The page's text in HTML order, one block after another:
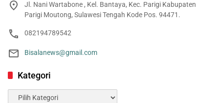
Jl. Nani Wartabone , Kel. Bantaya, Kec. Parigi Kabupaten
Parigi Moutong, Sulawesi Tengah Kode Pos. 94471.
082194789542
Bisalanews@gmail.com
Kategori
Kategori